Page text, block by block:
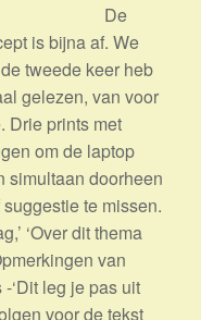
De
is bijna af. We
tweede keer heb
gelezen, van voor
Drie prints met
om de laptop
simultaan doorheen
te missen.
‘Over dit thema
van
‘Dit leg je pas uit
voor de tekst